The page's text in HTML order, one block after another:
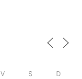
V S D